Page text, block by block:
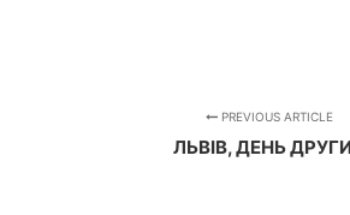
PREVIOUS ARTICLE
ЛЬВІВ, ДЕНЬ